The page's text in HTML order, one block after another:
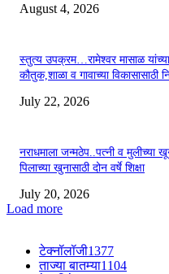
August 4, 2026
स्तुत्य उपक्रम…रामेश्वर मासाळ
कौतुक,शाळा व गावाच्या
July 22, 2026
नराधमाला जन्मठेप..पत्नी व मुलीच्या
पिलाच्या खुनासाठी दोन वर्षे शिक्षा
July 20, 2026
Load more
टेक्नॉलॉजी1377
ताज्या बातम्या1104